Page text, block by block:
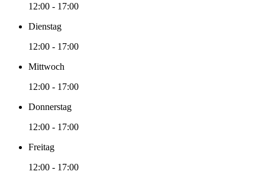
12:00 - 17:00
Dienstag
12:00 - 17:00
Mittwoch
12:00 - 17:00
Donnerstag
12:00 - 17:00
Freitag
12:00 - 17:00